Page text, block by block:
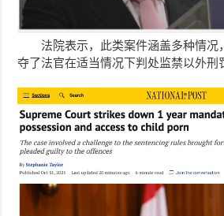
法院表示，此类案件涵盖多种情况
夺了法官在适当情况下判处监禁以外刑